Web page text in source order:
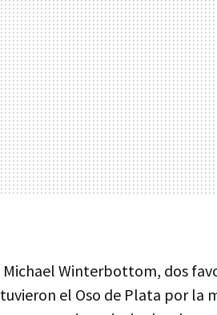
Michael Winterbottom, dos
el Oso de Plata por la